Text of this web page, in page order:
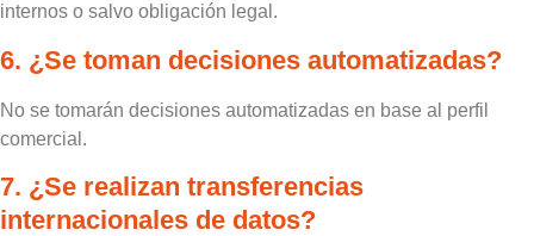
internos o salvo obligación legal.
6. ¿Se toman decisiones automatizadas?
No se tomarán decisiones automatizadas en base al perfil
comercial.
7. ¿Se realizan transferencias
internacionales de datos?